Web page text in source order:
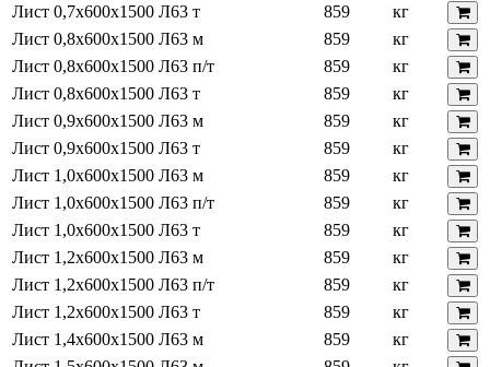
Лист 0,7х600х1500 Л63 т
859
кг
Лист 0,8х600х1500 Л63 м
859
кг
Лист 0,8х600х1500 Л63 п/т
859
кг
Лист 0,8х600х1500 Л63 т
859
кг
Лист 0,9х600х1500 Л63 м
859
кг
Лист 0,9х600х1500 Л63 т
859
кг
Лист 1,0х600х1500 Л63 м
859
кг
Лист 1,0х600х1500 Л63 п/т
859
кг
Лист 1,0х600х1500 Л63 т
859
кг
Лист 1,2х600х1500 Л63 м
859
кг
Лист 1,2х600х1500 Л63 п/т
859
кг
Лист 1,2х600х1500 Л63 т
859
кг
Лист 1,4х600х1500 Л63 м
859
кг